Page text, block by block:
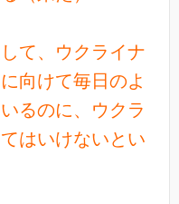
て、ウクライナ
向けて毎日のよ
るのに、ウクラ
はいけないとい